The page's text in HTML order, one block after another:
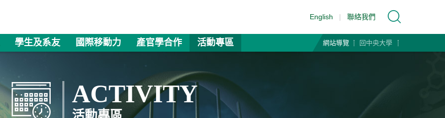
English | 聯絡我們
學生及系友 國際移動力 產官學合作 活動專區 網站導覽 回中央大學
ACTIVITY
活動專區